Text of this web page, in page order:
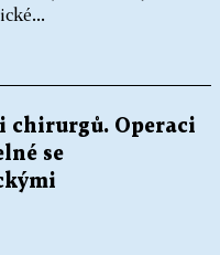
chirurgů. Operaci
se